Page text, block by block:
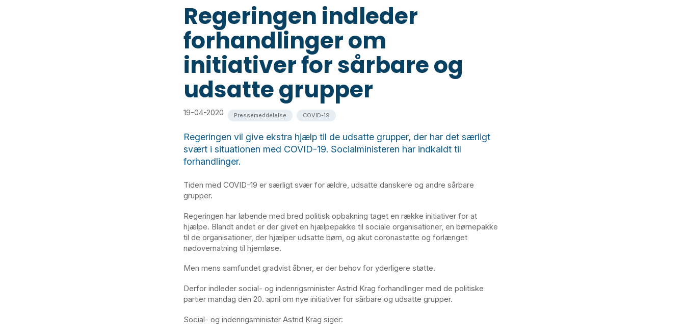
Regeringen indleder
forhandlinger om
initiativer for sårbare og
udsatte grupper
19-04-2020 Pressemeddelelse COVID-19
Regeringen vil give ekstra hjælp til de udsatte grupper, der har det særligt
svært i situationen med COVID-19. Socialministeren har indkaldt til
forhandlinger.
Tiden med COVID-19 er særligt svær for ældre, udsatte danskere og andre sårbare
grupper.
Regeringen har løbende med bred politisk opbakning taget en række initiativer for at
hjælpe. Blandt andet er der givet en hjælpepakke til sociale organisationer, en børnepakke
til de organisationer, der hjælper udsatte børn, og akut coronastøtte og forlænget
nødovernatning til hjemløse.
Men mens samfundet gradvist åbner, er der behov for yderligere støtte.
Derfor indleder social- og indenrigsminister Astrid Krag forhandlinger med de politiske
partier mandag den 20. april om nye initiativer for sårbare og udsatte grupper.
Social- og indenrigsminister Astrid Krag siger: